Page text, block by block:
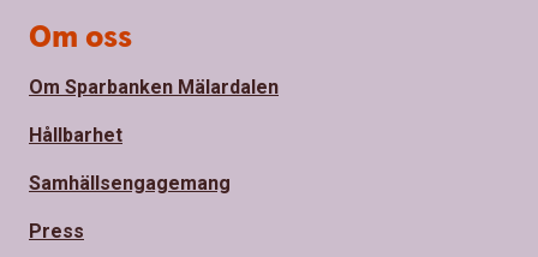
Om oss
Om Sparbanken Mälardalen
Hållbarhet
Samhällsengagemang
Press